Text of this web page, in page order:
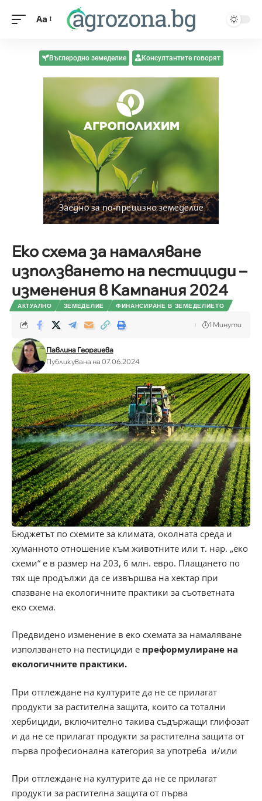
Aa
Въглеродно земеделие Консултантите говорят
Еко схема за намаляване
използването на пестициди –
изменения в Кампания 2024
АКТУАЛНО ЗЕМЕДЕЛИЕ ФИНАНСИРАНЕ В ЗЕМЕДЕЛИЕТО
Павлина Георгиева
Публикувана на 07.06.2024
1 Минути
Бюджетът по схемите за климата, околната среда и
хуманното отношение към животните или т. нар. „еко
схеми“ е в размер на 203, 6 млн. евро. Плащането по
тях ще продължи да се извършва на хектар при
спазване на екологичните практики за съответната
еко схема.
Предвидено изменение в еко схемата за намаляване
използването на пестициди е преформулиране на
екологичните практики.
При отглеждане на културите да не се прилагат
продукти за растителна защита, които са тотални
хербициди, включително такива съдържащи глифозат
и да не се прилагат продукти за растителна защита от
първа професионална категория за употреба и/или
При отглеждане на културите да не се прилагат
продукти за растителна защита от първа